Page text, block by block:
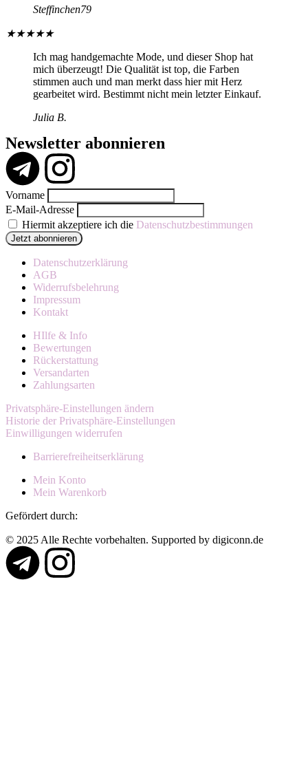
Steffinchen79
★★★★★
Ich mag handgemachte Mode, und dieser Shop hat
mich überzeugt! Die Qualität ist top, die Farben
stimmen auch und man merkt dass hier mit Herz
gearbeitet wird. Bestimmt nicht mein letzter Einkauf.
Julia B.
Newsletter abonnieren
Vorname
E-Mail-Adresse
Hiermit akzeptiere ich die Datenschutzbestimmungen
Datenschutzerklärung
AGB
Widerrufsbelehrung
Impressum
Kontakt
HIlfe & Info
Bewertungen
Rückerstattung
Versandarten
Zahlungsarten
Privatsphäre-Einstellungen ändern
Historie der Privatsphäre-Einstellungen
Einwilligungen widerrufen
Barrierefreiheitserklärung
Mein Konto
Mein Warenkorb
Gefördert durch:
© 2025 Alle Rechte vorbehalten. Supported by digiconn.de